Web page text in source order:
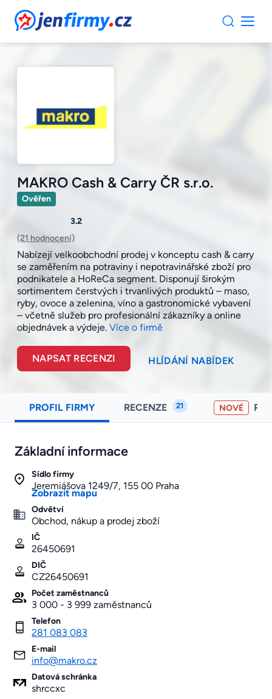
JenFirmy.cz
MAKRO Cash & Carry ČR s.r.o.
Ověřen
3.2
(21 hodnocení)
Nabízejí velkoobchodní prodej v konceptu cash & carry
se zaměřením na potraviny i nepotravinářské zboží pro
podnikatele a HoReCa segment. Disponují širokým
sortimentem čerstvých i trvanlivých produktů – maso,
ryby, ovoce a zelenina, víno a gastronomické vybavení
– včetně služeb pro profesionální zákazníky a online
objednávek a výdeje. Více o firmě
NAPSAT RECENZI HLÍDÁNÍ NABÍDEK
PROFIL FIRMY RECENZE 21 NOVÉ
Základní informace
Sídlo firmy
Jeremiášova 1249/7, 155 00 Praha
Zobrazit mapu
Odvětví
Obchod, nákup a prodej zboží
IČ
26450691
DIČ
CZ26450691
Počet zaměstnanců
3 000 - 3 999 zaměstnanců
Telefon
281 083 083
E-mail
info@makro.cz
Datová schránka
shrccxc